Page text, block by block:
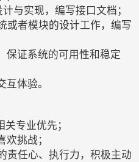
与实现，编写接口文档；
或者模块的设计工作，编写
保证系统的可用性和稳定
体验。
专业优先；
挑战；
责任心、执行力，积极主动